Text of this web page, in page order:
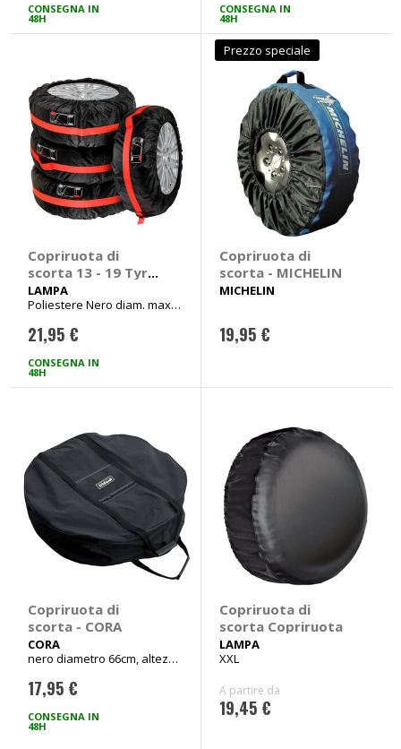
CONSEGNA IN
48H
CONSEGNA IN
48H
Copriruota di
scorta 13 - 19 Tyre
Wrap - LAMPA
LAMPA
Poliestere Nero diam. max
21,95 €
CONSEGNA IN
48H
Prezzo speciale
Copriruota di
scorta - MICHELIN
MICHELIN
19,95 €
Copriruota di
scorta - CORA
CORA
nero diametro 66cm, altezza
17,95 €
CONSEGNA IN
48H
Copriruota di
scorta Copriruota
LAMPA
XXL
A partire da
19,45 €